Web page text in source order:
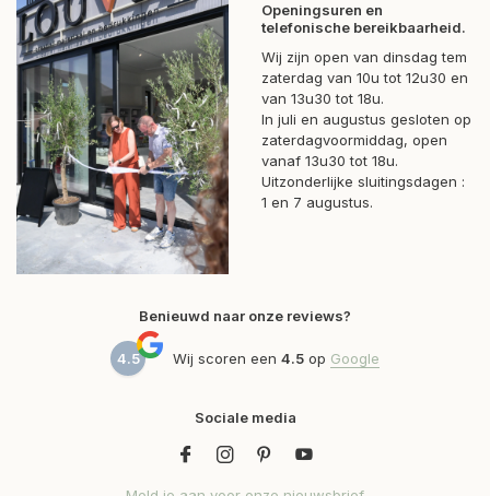
Openingsuren en
telefonische bereikbaarheid.
Wij zijn open van dinsdag tem
zaterdag van 10u tot 12u30 en
van 13u30 tot 18u.
In juli en augustus gesloten op
zaterdagvoormiddag, open
vanaf 13u30 tot 18u.
Uitzonderlijke sluitingsdagen :
1 en 7 augustus.
Benieuwd naar onze reviews?
4.5 Wij scoren een 4.5 op Google
Sociale media